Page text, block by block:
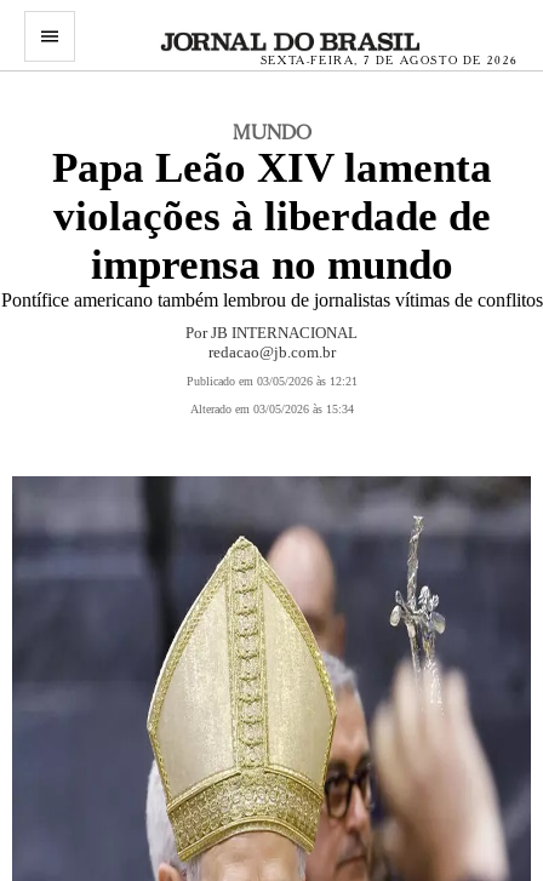
menu
SEXTA-FEIRA, 7 DE AGOSTO DE 2026
MUNDO
Papa Leão XIV lamenta
violações à liberdade de
imprensa no mundo
Pontífice americano também lembrou de jornalistas vítimas de conflitos
PorJB INTERNACIONAL
redacao@jb.com.br
Publicado em 03/05/2026 às 12:21
Alterado em 03/05/2026 às 15:34